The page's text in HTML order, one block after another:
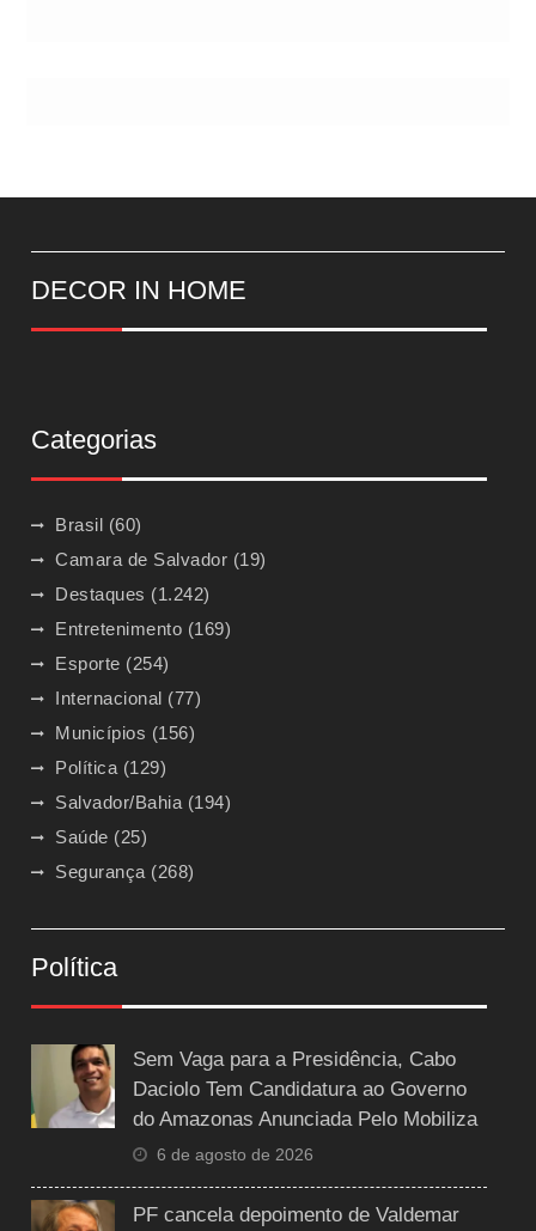
DECOR IN HOME
Categorias
Brasil (60)
Camara de Salvador (19)
Destaques (1.242)
Entretenimento (169)
Esporte (254)
Internacional (77)
Municípios (156)
Política (129)
Salvador/Bahia (194)
Saúde (25)
Segurança (268)
Política
Sem Vaga para a Presidência, Cabo
Daciolo Tem Candidatura ao Governo
do Amazonas Anunciada Pelo Mobiliza
6 de agosto de 2026
PF cancela depoimento de Valdemar